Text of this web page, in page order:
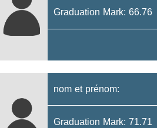
Graduation Mark: 66.76
nom et prénom:
Graduation Mark: 71.71